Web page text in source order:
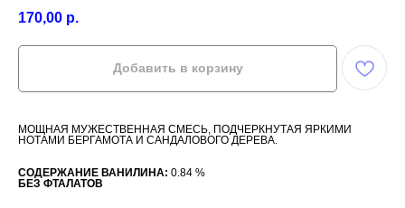
170,00 р.
Добавить в корзину
МОЩНАЯ МУЖЕСТВЕННАЯ СМЕСЬ, ПОДЧЕРКНУТАЯ ЯРКИМИ
НОТАМИ БЕРГАМОТА И САНДАЛОВОГО ДЕРЕВА.
СОДЕРЖАНИЕ ВАНИЛИНА: 0.84 %
БЕЗ ФТАЛАТОВ